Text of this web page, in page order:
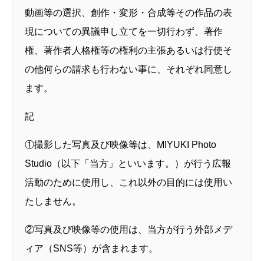
動画等の選択、創作・変形・合成等その作品の表
現についての異議申し立てを一切行わず、著作
権、著作者人格権等の権利の主張あるいは行使そ
の他何らの請求も行わない事に、それぞれ同意し
ます。
記
①撮影した写真及び映像等は、MIYUKI Photo
Studio（以下「当方」といいます。）が行う広報
活動のために使用し、これ以外の目的には使用い
たしません。
②写真及び映像等の使用は、当方が行う外部メデ
ィア（SNS等）が含まれます。
スタジオへのアクセス
フォトグラファー養成スクール 横浜